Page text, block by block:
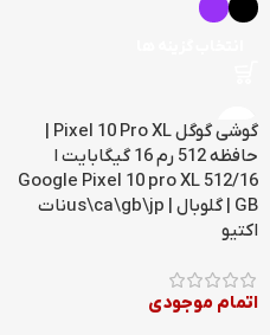
گوشی گوگل Pixel 10 Pro XL |
حافظه 512 رم 16 گیگابایت ا
Google Pixel 10 pro XL 512/16
GB | گلوبال | us\ca\gb\jpنات
اکتیو
اتمام موجودی